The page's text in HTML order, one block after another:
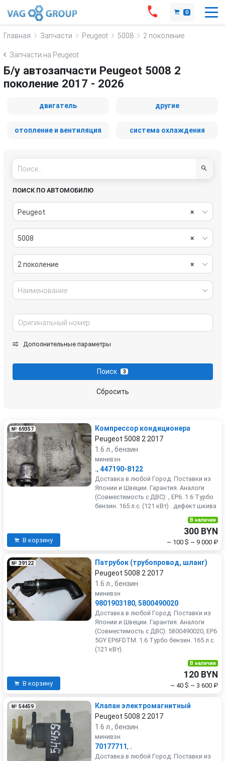
0
Главная Запчасти Peugeot 5008 2 поколение
Запчасти на Peugeot
Б/у автозапчасти Peugeot 5008 2
поколение 2017 - 2026
двигатель другие
отопление и вентиляция система охлаждения
ПОИСК ПО АВТОМОБИЛЮ
×
Peugeot
×
5008
×
2 поколение
Наименование
Дополнительные параметры
Поиск 3
Сбросить
№ 69357
Компрессор кондиционера
Peugeot 5008 2 2017
1.6 л., бензин
минивэн
., 447190-8122
Доставка в любой Город. Поставки из
Японии и Швеции. Гарантия. Аналоги
(Совместимость с ДВС): , EP6. 1.6 Турбо
бензин. 165 л.с. (121 кВт) . дефект шкива
В корзину
В наличии
300 BYN
~ 100 $ ~ 9 000 ₽
№ 39122
Патрубок (трубопровод, шланг)
Peugeot 5008 2 2017
1.6 л., бензин
минивэн
9801903180, 5800490020
Доставка в любой Город. Поставки из
Японии и Швеции. Гарантия. Аналоги
(Совместимость с ДВС): 5800490020, EP6
5GY EP6FDTM. 1.6 Турбо бензин. 165 л.с.
(121 кВт).
В корзину
В наличии
120 BYN
~ 40 $ ~ 3 600 ₽
№ 54459
Клапан электромагнитный
Peugeot 5008 2 2017
1.6 л., бензин
минивэн
70177711, .
Доставка в любой Город. Поставки из